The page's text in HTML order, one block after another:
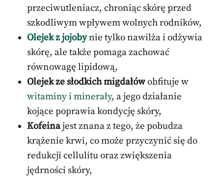
przeciwutleniacz, chroniąc skórę przed
szkodliwym wpływem wolnych rodników,
Olejek z jojobynie tylko nawilża i odżywia
skórę, ale także pomaga zachować
równowagę lipidową,
Olejek ze słodkich migdałówobfituje w
witaminy i minerały, a jego działanie
kojące poprawia kondycję skóry,
Kofeinajest znana z tego, że pobudza
krążenie krwi, co może przyczynić się do
redukcji cellulitu oraz zwiększenia
jędrności skóry,